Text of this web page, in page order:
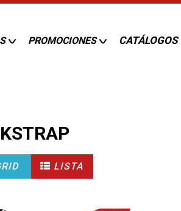
PROMOCIONES CATÁLOGOS
LISTA